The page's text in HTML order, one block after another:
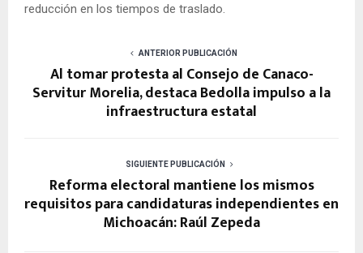
reducción en los tiempos de traslado.
ANTERIOR PUBLICACIÓN
Al tomar protesta al Consejo de Canaco-
Servitur Morelia, destaca Bedolla impulso a la
infraestructura estatal
SIGUIENTE PUBLICACIÓN
Reforma electoral mantiene los mismos
requisitos para candidaturas independientes en
Michoacán: Raúl Zepeda